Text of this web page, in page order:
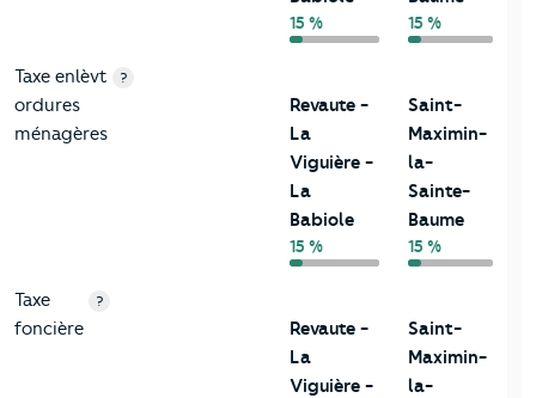
15 % 15 %
Taxe enlèvt
ordures
ménagères
?
Revaute -
La
Viguière -
La
Babiole
15 %
Saint-
Maximin-
la-
Sainte-
Baume
15 %
Taxe
foncière
?
Revaute -
La
Viguière -
Saint-
Maximin-
la-